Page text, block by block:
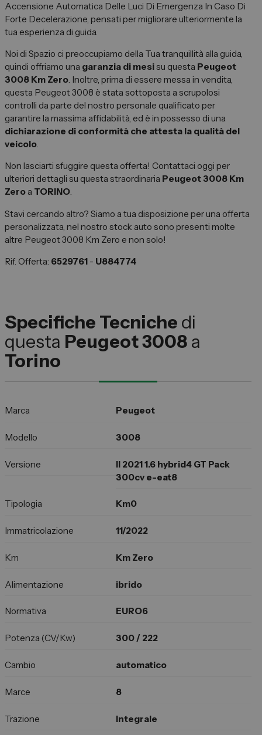
Telefono Vendita
Telefono Officina
011 22 51 737
Email
spazio@spaziogroup.com
Accensione Automatica Delle Luci Di Emergenza In Caso Di
Forte Decelerazione, pensati per migliorare ulteriormente la
tua esperienza di guida.
Noi di Spazio ci preoccupiamo della Tua tranquillità alla guida,
quindi offriamo una garanzia di mesisu questa Peugeot
3008 Km Zero. Inoltre, prima di essere messa in vendita,
questa Peugeot 3008 è stata sottoposta a scrupolosi
controlli da parte del nostro personale qualificato per
garantire la massima affidabilità, ed è in possesso di una
dichiarazione di conformità che attesta la qualità del
veicolo.
Non lasciarti sfuggire questa offerta! Contattaci oggi per
ulteriori dettagli su questa straordinaria Peugeot 3008 Km
Zeroa TORINO.
Stavi cercando altro? Siamo a tua disposizione per una offerta
personalizzata, nel nostro stock auto sono presenti molte
altre Peugeot 3008 Km Zero e non solo!
Rif. Offerta: 6529761- U884774
Specifiche Tecniche di
questa Peugeot 3008 a
Torino
Marca Peugeot
Modello 3008
Versione
II 2021 1.6 hybrid4 GT Pack
300cv e-eat8
Tipologia Km0
Immatricolazione 11/2022
Km Km Zero
Alimentazione ibrido
Normativa EURO6
Potenza (CV/Kw) 300 / 222
Cambio automatico
Marce 8
Trazione Integrale